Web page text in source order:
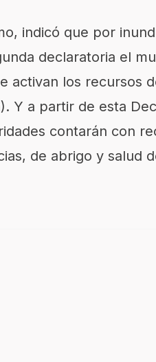
indicó que por
declaratoria el
activan los recursos
Y a partir de esta
contarán con
de abrigo y salud